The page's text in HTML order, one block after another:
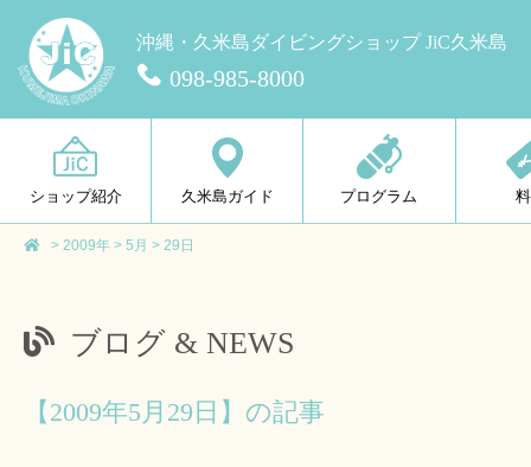
沖縄・久米島ダイビングショップ JiC久米島
098-985-8000
ショップ紹介 久米島ガイド プログラム
> 2009年 > 5月 > 29日
ブログ & NEWS
【2009年5月29日】の記事